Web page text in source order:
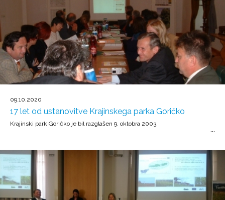
09.10.2020
17 let od ustanovitve Krajinskega parka Goričko
Krajinski park Goričko je bil razglašen 9. oktobra 2003.